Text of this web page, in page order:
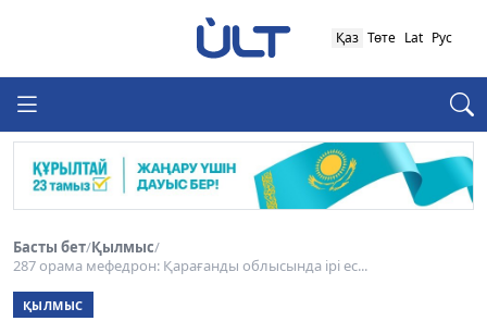
Қаз Төте Lat Рус
Басты бет/Қылмыс/
287 орама мефедрон: Қарағанды облысында ірі ес...
ҚЫЛМЫС